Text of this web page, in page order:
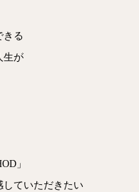
きる
生が
」
していただきたい